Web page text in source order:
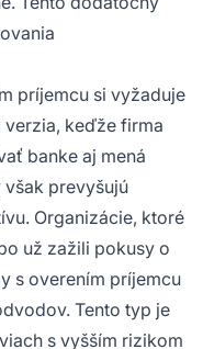
príjemcu si vyžaduje
verzia, keďže firma
banke aj mená
prevyšujú
Organizácie, ktoré
už zažili pokusy o
s overením príjemcu
Tento typ je
s vyšším rizikom